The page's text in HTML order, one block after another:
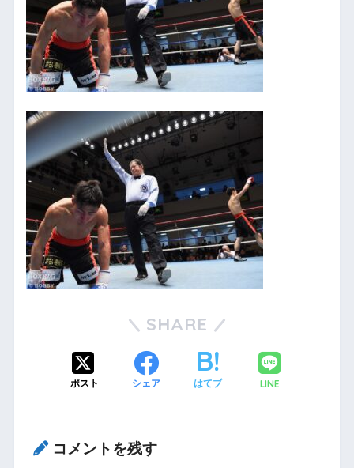
SHARE
ポスト シェア はてブ LINE
コメントを残す